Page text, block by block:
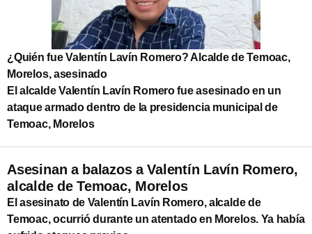
¿Quién fue Valentín Lavín Romero? Alcalde de Temoac,
Morelos, asesinado
El alcalde Valentín Lavín Romero fue asesinado en un
ataque armado dentro de la presidencia municipal de
Temoac, Morelos
Asesinan a balazos a Valentín Lavín Romero,
alcalde de Temoac, Morelos
El asesinato de Valentín Lavín Romero, alcalde de
Temoac, ocurrió durante un atentado en Morelos. Ya había